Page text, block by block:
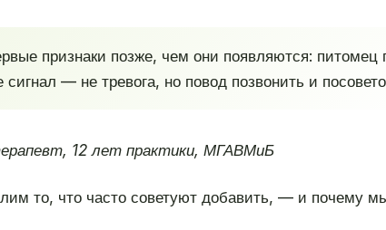
признаки позже, чем они появляются: питомец
— не тревога, но повод позвонить и
12 лет практики, МГАВМиБ
то, что часто советуют добавить, — и почему